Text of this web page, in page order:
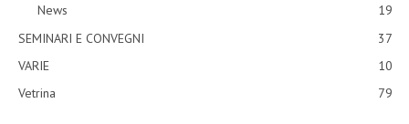
News
19
SEMINARI E CONVEGNI
37
VARIE
10
Vetrina
79